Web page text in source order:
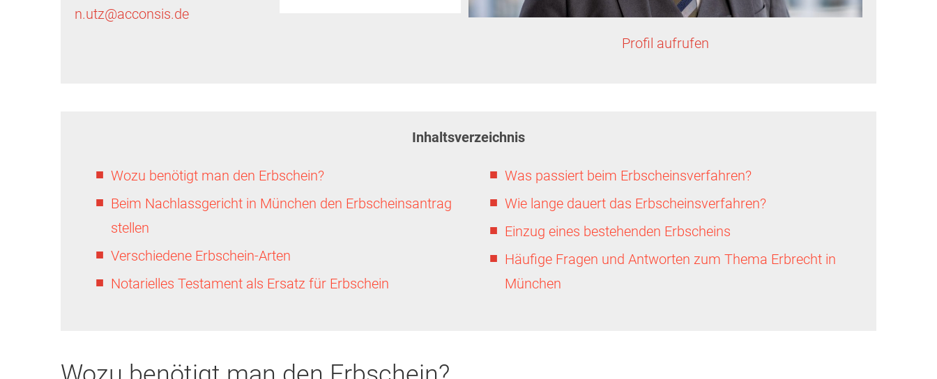
n.utz@acconsis.de
Profil aufrufen
Inhaltsverzeichnis
Wozu benötigt man den Erbschein?
Beim Nachlassgericht in München den Erbscheinsantrag
stellen
Verschiedene Erbschein-Arten
Notarielles Testament als Ersatz für Erbschein
Was passiert beim Erbscheinsverfahren?
Wie lange dauert das Erbscheinsverfahren?
Einzug eines bestehenden Erbscheins
Häufige Fragen und Antworten zum Thema Erbrecht in
München